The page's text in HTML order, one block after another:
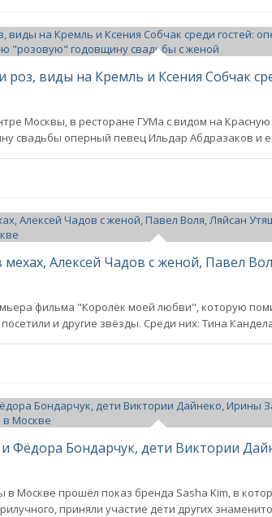
Москвы, в ресторане ГУМа с видом на
свадьбы оперный певец Ильдар Абдразаков и
фильма "Королёк моей любви", которую
и другие звёзды. Среди них: Тина
в Москве прошёл показ бренда Sasha Kim, в
приняли участие дети других